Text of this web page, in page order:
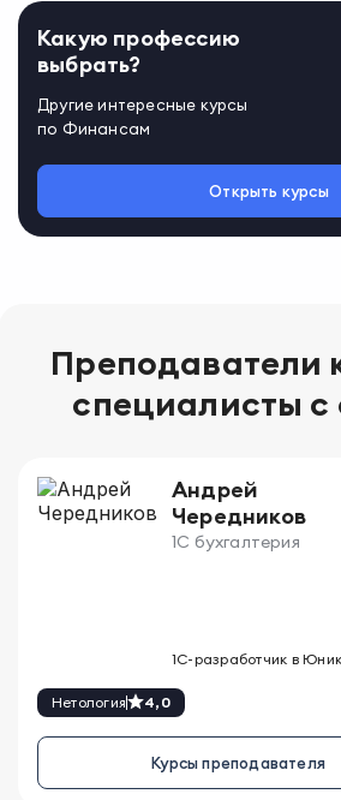
Какую профессию
выбрать?
Другие интересные курсы
по Финансам
Открыть курсы
Преподаватели
специалисты с
Нетология 4,0
Андрей
Чередников
1С бухгалтерия
1С-разработчик в
Курсы преподавателя